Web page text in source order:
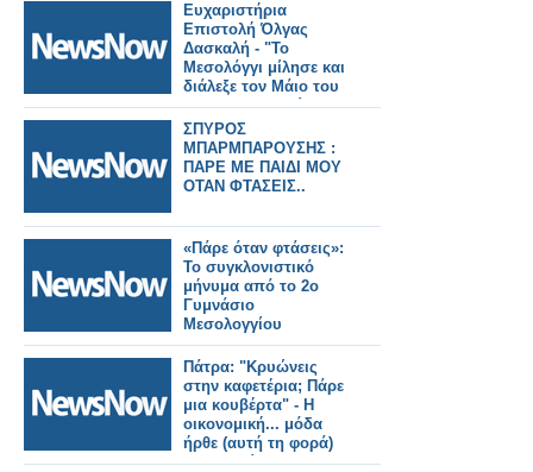
Ευχαριστήρια
Επιστολή Όλγας
Δασκαλή - "Το
Μεσολόγγι μίλησε και
διάλεξε τον Μάιο του
2019, ευχαριστώ για
την εμπιστοσύνη και
την τιμή"
ΣΠΥΡΟΣ
ΜΠΑΡΜΠΑΡΟΥΣΗΣ :
ΠΑΡΕ ΜΕ ΠΑΙΔΙ ΜΟΥ
ΟΤΑΝ ΦΤΑΣΕΙΣ..
«Πάρε όταν φτάσεις»:
Το συγκλονιστικό
μήνυμα από το 2ο
Γυμνάσιο
Μεσολογγίου
Πάτρα: "Κρυώνεις
στην καφετέρια; Πάρε
μια κουβέρτα" - Η
οικονομική... μόδα
ήρθε (αυτή τη φορά)
για να μείνει- ΦΩΤΟ